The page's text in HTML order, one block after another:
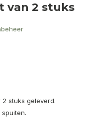
van 2 stuks
stuks geleverd.